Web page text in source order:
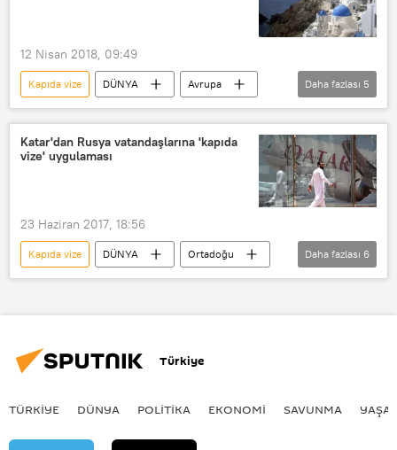
12 Nisan 2018, 09:49
Kapıda vize DÜNYA
Avrupa
Haberler
TÜRKİYE
Yunanistan
Ege adaları
AB Komisyonu
Daha fazlası 5
Katar'dan Rusya vatandaşlarına 'kapıda
vize' uygulaması
23 Haziran 2017, 18:56
Kapıda vize DÜNYA
Ortadoğu
Haberler
POLİTİKA
Rusya
Daha fazlası 6
Türkiye
TÜRKIYE DÜNYA POLİTİKA EKONOMİ SAVUNMA